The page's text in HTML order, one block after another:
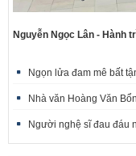
Nguyễn Ngọc Lân - Hành
Ngọn lửa đam mê bất
Nhà văn Hoàng Văn
Người nghệ sĩ đau đáu